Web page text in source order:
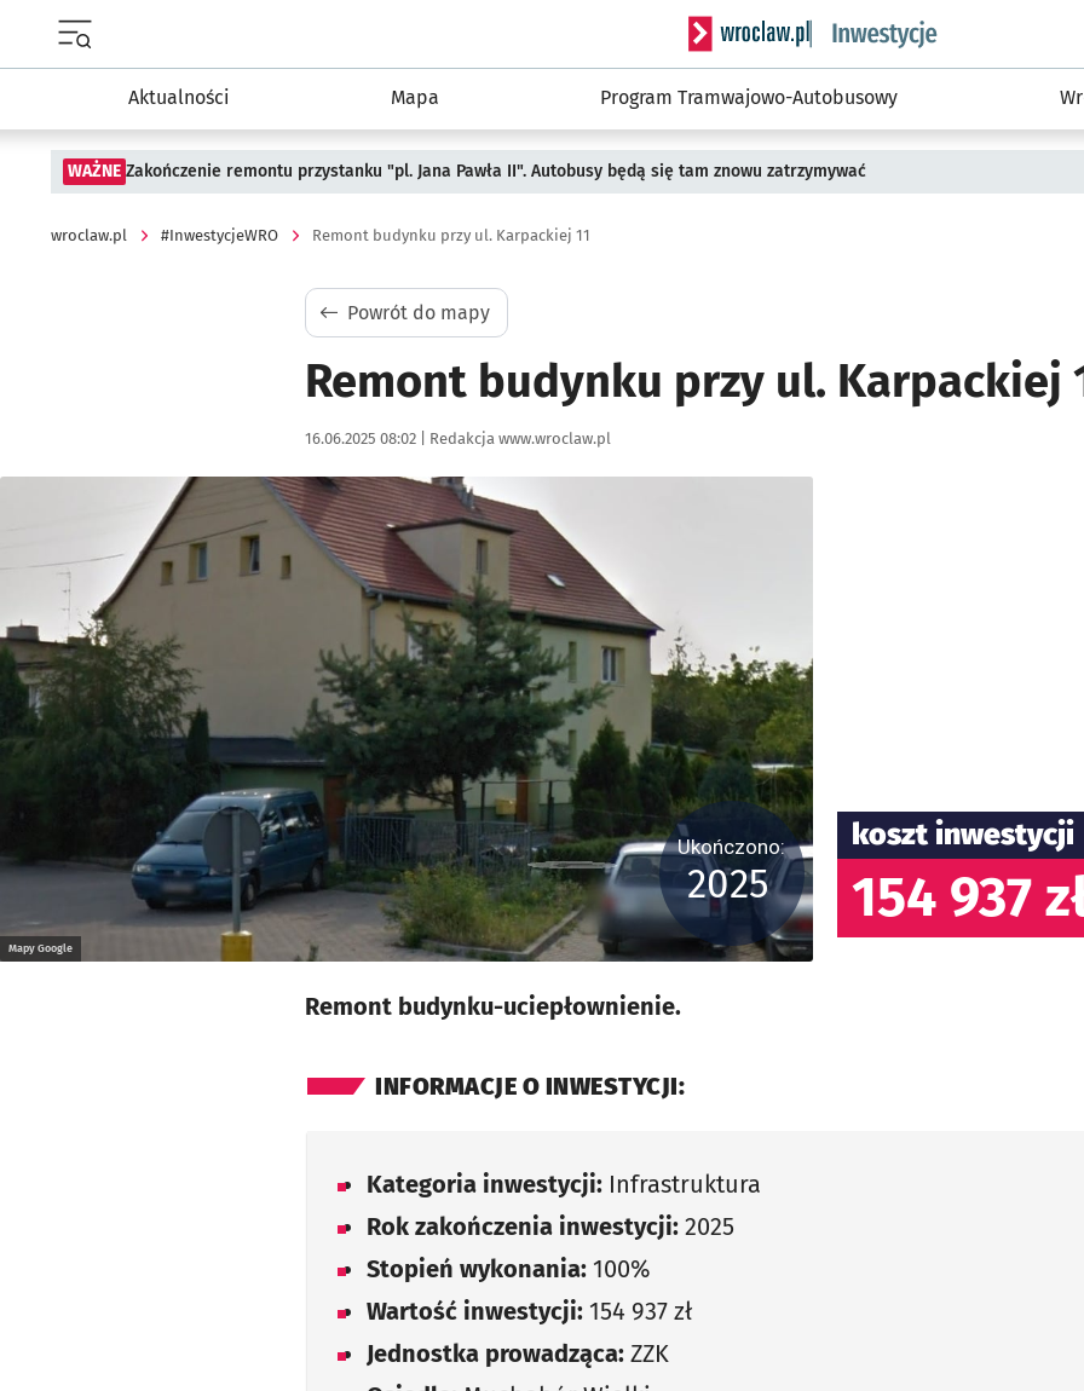
Serwis informacyjny wroclaw.pl podserwis:
Aktualności Mapa Program Tramwajowo-Autobusowy
WAŻNE Zakończenie remontu przystanku "pl. Jana Pawła II". Autobusy będą się tam znowu zatrzymywać
wroclaw.pl #InwestycjeWRO Remont budynku przy ul. Karpackiej 11
Powrót do mapy
Remont budynku przy ul. Karpackiej
Data publikacji:
16.06.2025 08:02 | Autor:
Redakcja www.wroclaw.pl
Kliknij, aby powiększyć
Mapy Google
Ukończono:
2025
koszt inwestycji
154 937
Remont budynku-uciepłownienie.
INFORMACJE O INWESTYCJI:
Kategoria inwestycji: Infrastruktura
Rok zakończenia inwestycji: 2025
Stopień wykonania: 100%
Wartość inwestycji: 154 937 zł
Jednostka prowadząca: ZZK